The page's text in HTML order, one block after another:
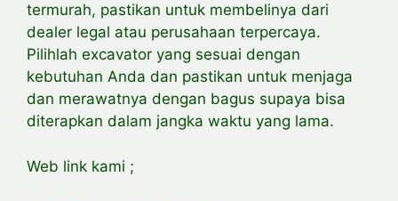
termurah, pastikan untuk membelinya dari
dealer legal atau perusahaan terpercaya.
Pilihlah excavator yang sesuai dengan
kebutuhan Anda dan pastikan untuk menjaga
dan merawatnya dengan bagus supaya bisa
diterapkan dalam jangka waktu yang lama.
Web link kami ;